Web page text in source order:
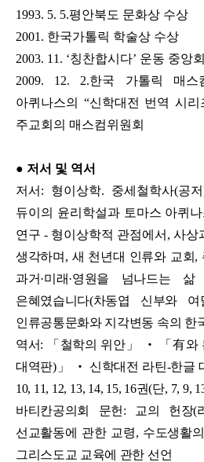
1993. 5. 5.평안북도 문화상 수상
2001. 한국가톨릭 학술상 수상
2003. 11. ‘칭찬합시다’ 운동 중앙
2009. 12. 2.한국 가톨릭 매스
아퀴나스의 “신학대전 번역 시
주교회의 매스컴위원회
● 저서 및 역서
저서: 형이상학. 중세철학사(공
듀이의 윤리학설과 토마스 아퀴
연구 - 형이상학적 관점에서, 사상
생각하며, 새 천년대 인류와 교회,
과거·미래·영원을 넘나드는
은혜였습니다(차동엽 신부와
인류공통문화와 지각변동 속의 한
역서: 「철학의 위안」 ‧ 「有와
대역판)」 ‧ 신학대전 라틴-한글
10, 11, 12, 13, 14, 15, 16권(단, 7, 9,
바티칸공의회 문헌: 교의 헌장(
선교활동에 관한 교령, 수도생활
그리스도교 교육에 관한 선언